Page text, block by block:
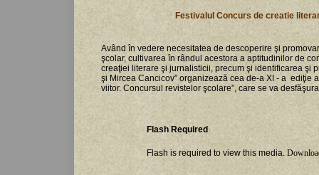
Festivalul Concurs de creatie
Având în vedere necesitatea de descoperire şi
şcolar, cultivarea în rândul acestora a aptitudinilor de
creaţiei literare şi jurnalisticii, precum şi identificarea şi
şi Mircea Cancicov” organizează cea de-a XI - a ediţie
viitor. Concursul revistelor şcolare”, care se va
Flash Required
Flash is required to view this media.